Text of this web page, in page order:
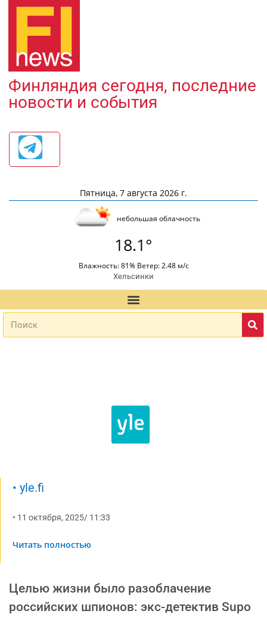
Финляндия сегодня, последние
новости и события
Пятница, 7 августа 2026 г.
небольшая облачность
18.1°
Влажность: 81% Ветер: 2.48 м/с
Хельсинки
• yle.fi
• 11 октября, 2025/ 11:33
Читать полностью
Целью жизни было разоблачение
российских шпионов: экс-детектив Supo